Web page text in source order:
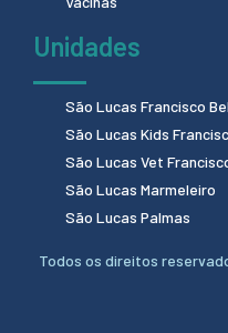
Unidades
São Lucas Francisco
São Lucas Kids
São Lucas Vet
São Lucas Marmeleiro
São Lucas Palmas
Todos os direitos